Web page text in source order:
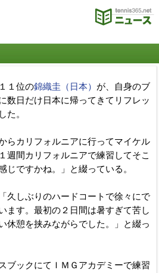
１位の錦織圭（日本） が、自身のブ
数日だけ日本に帰ってきてリフレッ
た。
らカリフォルニアに行ってマイケル
週間カリフォルニアで練習してそこ
じですかね。」と綴っている。
久しぶりのハードコートで徐々にで
ます。最初の２日間は暑すぎて苦し
休憩を挟みながらでした。」と綴っ
ブックにてＩＭＧアカデミーで練習